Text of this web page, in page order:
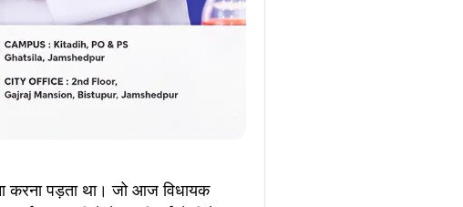
Join Now
Join Now